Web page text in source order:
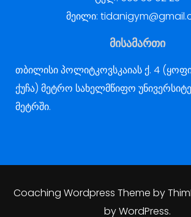
მეილი:
მისამართი
თბილისი პოლიტკოვსკაიას ქ. 4
ქუჩა) მეტრო სახელმწიფო
მეტრში.
Coaching Wordpress Theme by
by WordPress.